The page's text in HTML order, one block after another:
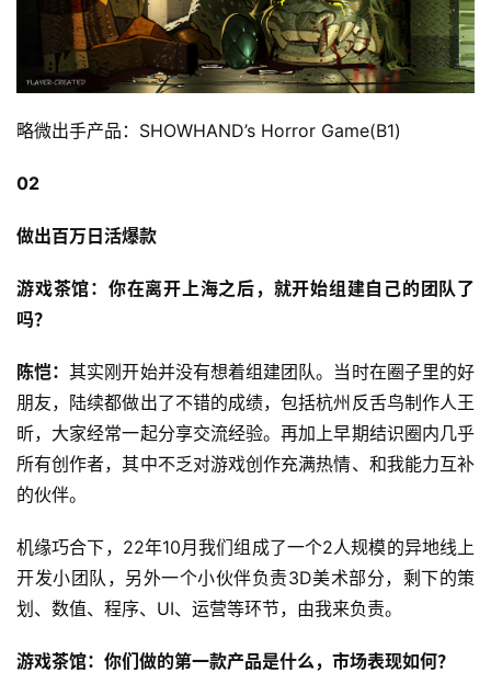
略微出手产品：SHOWHAND’s Horror Game(B1)
02
做出百万日活爆款
游戏茶馆：你在离开上海之后，就开始组建自己的团队了
吗？
陈恺：其实刚开始并没有想着组建团队。当时在圈子里的好
朋友，陆续都做出了不错的成绩，包括杭州反舌鸟制作人王
昕，大家经常一起分享交流经验。再加上早期结识圈内几乎
所有创作者，其中不乏对游戏创作充满热情、和我能力互补
的伙伴。
机缘巧合下，22年10月我们组成了一个2人规模的异地线上
开发小团队，另外一个小伙伴负责3D美术部分，剩下的策
划、数值、程序、UI、运营等环节，由我来负责。
游戏茶馆：你们做的第一款产品是什么，市场表现如何？